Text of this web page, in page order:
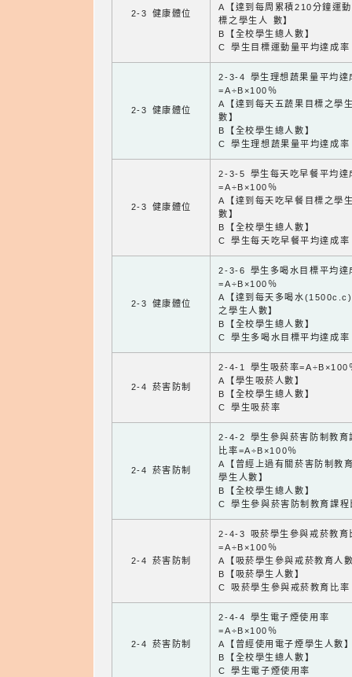
2-3 健康體位
A【達到每周累積210分鐘運
標之學生人 數】
B【全校學生總人數】
C 學生目標運動量平均達成率
2-3 健康體位
2-3-4 學生理想蔬果量平均達
=A÷B×100％
A【達到每天五蔬果目標之學
數】
B【全校學生總人數】
C 學生理想蔬果量平均達成率
2-3 健康體位
2-3-5 學生每天吃早餐平均達
=A÷B×100％
A【達到每天吃早餐目標之學
數】
B【全校學生總人數】
C 學生每天吃早餐平均達成率
2-3 健康體位
2-3-6 學生多喝水目標平均達
=A÷B×100％
A【達到每天多喝水
之學生人數】
B【全校學生總人數】
C 學生多喝水目標平均達成率
2-4 菸害防制
2-4-1 學生吸菸率=A÷B×100
A【學生吸菸人數】
B【全校學生總人數】
C 學生吸菸率
2-4 菸害防制
2-4-2 學生參與菸害防制教育
比率=A÷B×100％
A【曾經上過有關菸害防制教
學生人數】
B【全校學生總人數】
C 學生參與菸害防制教育課程
2-4 菸害防制
2-4-3 吸菸學生參與戒菸教育
=A÷B×100％
A【吸菸學生參與戒菸教育人
B【吸菸學生人數】
C 吸菸學生參與戒菸教育比率
2-4 菸害防制
2-4-4 學生電子煙使用率
=A÷B×100％
A【曾經使用電子煙學生人數
B【全校學生總人數】
C 學生電子煙使用率